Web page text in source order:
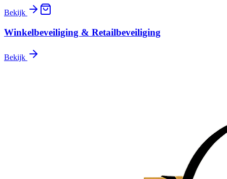
Bekijk
Winkelbeveiliging & Retailbeveiliging
Bekijk